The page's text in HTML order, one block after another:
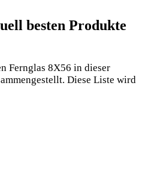
besten Produkte
Fernglas 8X56 in dieser
Diese Liste wird